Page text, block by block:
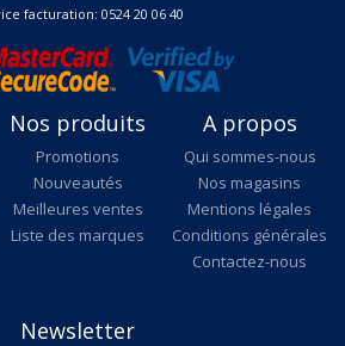
facturation: 0524 20 06 40
Nos produits
Promotions
Nouveautés
Meilleures ventes
Liste des marques
A propos
Qui sommes-nous
Nos magasins
Mentions légales
Conditions générales
Contactez-nous
Newsletter